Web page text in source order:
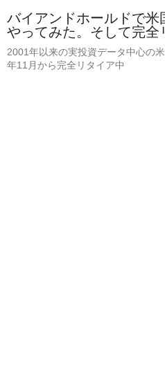
バイアンドホールドで米
やってみた。そして完全
2001年以来の実投資データ中心の
年11月から完全リタイア中